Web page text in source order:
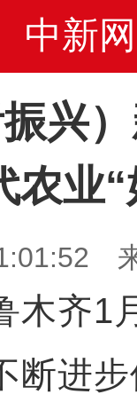
中新网
振兴
农业
齐1
断进